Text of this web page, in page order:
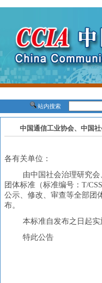
站内搜索
中国通信工业协会、中国
各有关单位：
由中国社会治理研究
团体标准（标准编号：T/
公示、修改、审查等全部团
布。
本标准自发布之日起实
特此公告